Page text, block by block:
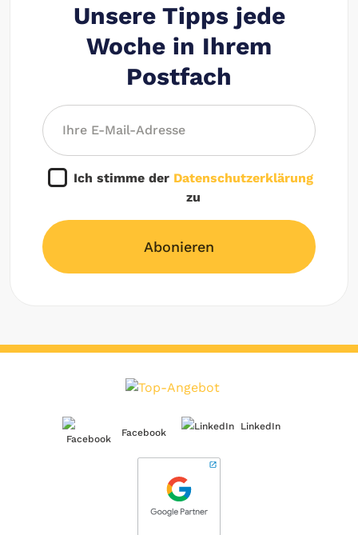
Unsere Tipps jede
Woche in Ihrem
Postfach
Ich stimme der Datenschutzerklärung
zu
Abonieren
Facebook
LinkedIn